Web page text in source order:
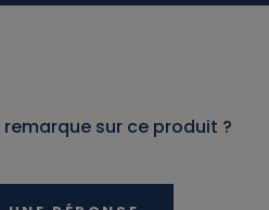
sur ce produit ?